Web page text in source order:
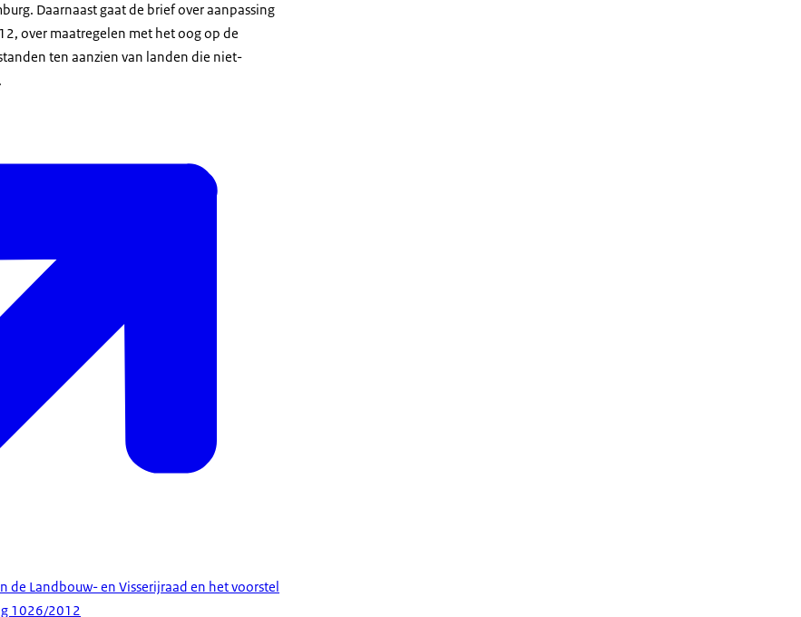
Daarnaast gaat de brief over aanpassing
over maatregelen met het oog op de
ten aanzien van landen die niet-
de Landbouw- en Visserijraad en het voorstel
1026/2012